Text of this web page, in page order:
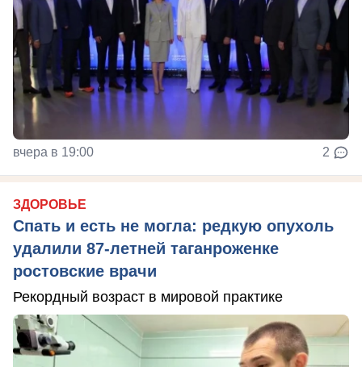
вчера в 19:00 2
ЗДОРОВЬЕ
Спать и есть не могла: редкую опухоль
удалили 87-летней таганроженке
ростовские врачи
Рекордный возраст в мировой практике